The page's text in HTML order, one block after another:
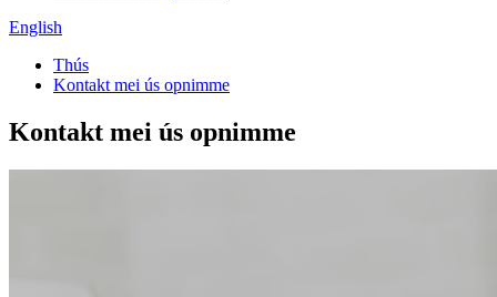
English
Thús
Kontakt mei ús opnimme
Kontakt mei ús opnimme